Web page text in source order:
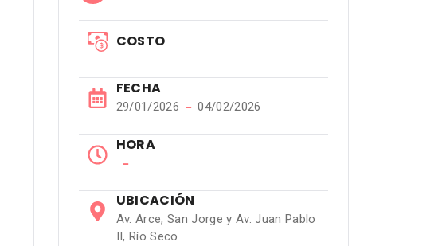
COSTO
FECHA
29/01/2026 − 04/02/2026
HORA
−
UBICACIÓN
Av. Arce, San Jorge y Av. Juan Pablo
II, Río Seco